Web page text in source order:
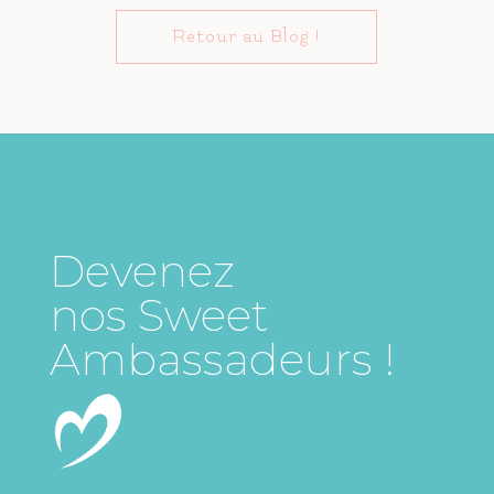
Retour au Blog !
Devenez
nos Sweet
Ambassadeurs !